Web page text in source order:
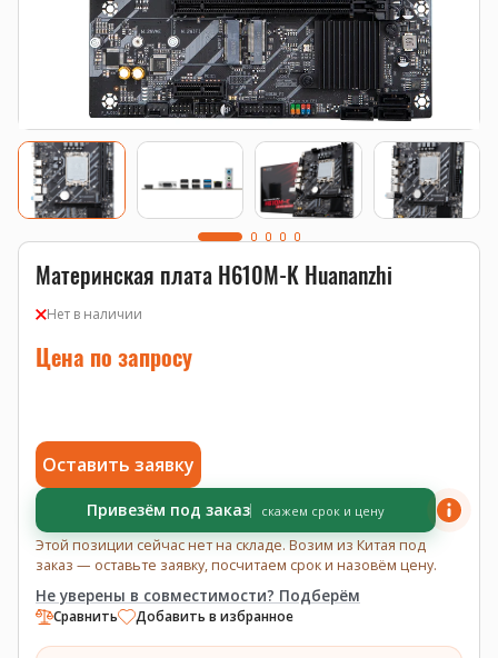
Материнская плата H610M-K Huananzhi
Нет в наличии
Цена по запросу
Оставить заявку
Привезём под заказ скажем срок и цену
Этой позиции сейчас нет на складе. Возим из Китая под
заказ — оставьте заявку, посчитаем срок и назовём цену.
Не уверены в совместимости? Подберём
Сравнить Добавить в избранное